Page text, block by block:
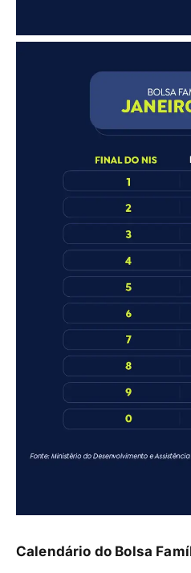
Calendário do Bolsa